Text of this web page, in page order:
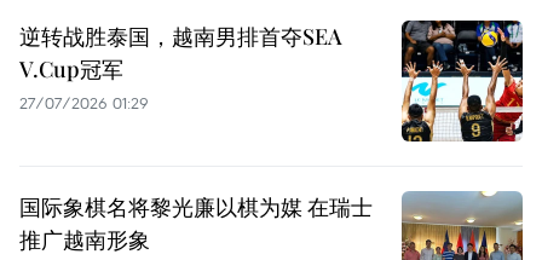
逆转战胜泰国，越南男排首夺SEA
V.Cup冠军
27/07/2026 01:29
国际象棋名将黎光廉以棋为媒 在瑞士
推广越南形象